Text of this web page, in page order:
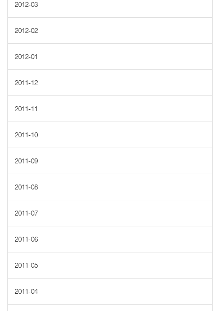
2012-03
2012-02
2012-01
2011-12
2011-11
2011-10
2011-09
2011-08
2011-07
2011-06
2011-05
2011-04